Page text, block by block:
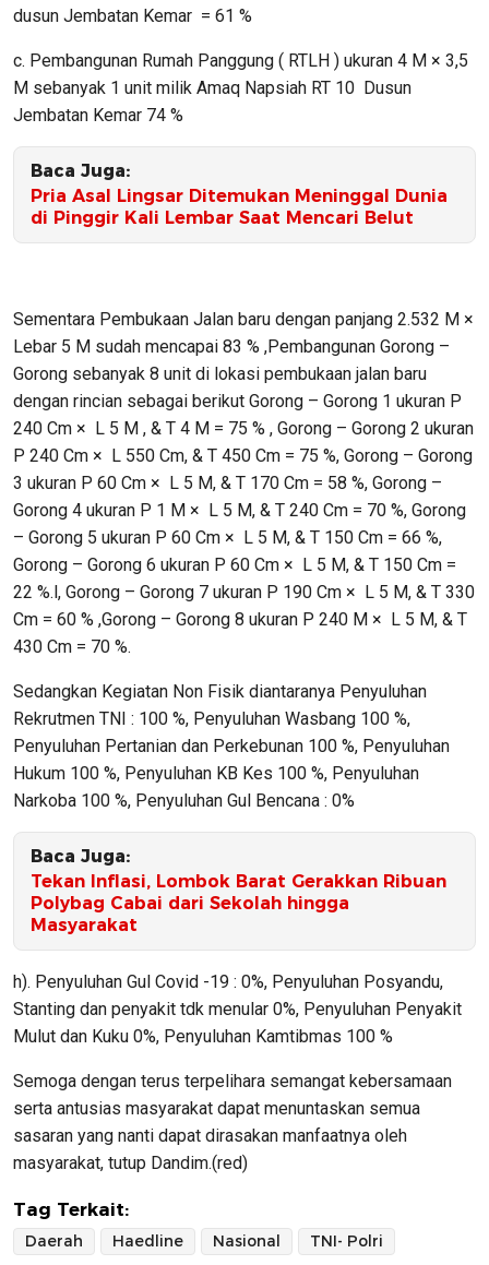
dusun Jembatan Kemar = 61 %
c. Pembangunan Rumah Panggung ( RTLH ) ukuran 4 M × 3,5
M sebanyak 1 unit milik Amaq Napsiah RT 10 Dusun
Jembatan Kemar 74 %
Baca Juga:
Pria Asal Lingsar Ditemukan Meninggal Dunia
di Pinggir Kali Lembar Saat Mencari Belut
Sementara Pembukaan Jalan baru dengan panjang 2.532 M ×
Lebar 5 M sudah mencapai 83 % ,Pembangunan Gorong –
Gorong sebanyak 8 unit di lokasi pembukaan jalan baru
dengan rincian sebagai berikut Gorong – Gorong 1 ukuran P
240 Cm × L 5 M , & T 4 M = 75 % , Gorong – Gorong 2 ukuran
P 240 Cm × L 550 Cm, & T 450 Cm = 75 %, Gorong – Gorong
3 ukuran P 60 Cm × L 5 M, & T 170 Cm = 58 %, Gorong –
Gorong 4 ukuran P 1 M × L 5 M, & T 240 Cm = 70 %, Gorong
– Gorong 5 ukuran P 60 Cm × L 5 M, & T 150 Cm = 66 %,
Gorong – Gorong 6 ukuran P 60 Cm × L 5 M, & T 150 Cm =
22 %.l, Gorong – Gorong 7 ukuran P 190 Cm × L 5 M, & T 330
Cm = 60 % ,Gorong – Gorong 8 ukuran P 240 M × L 5 M, & T
430 Cm = 70 %.
Sedangkan Kegiatan Non Fisik diantaranya Penyuluhan
Rekrutmen TNI : 100 %, Penyuluhan Wasbang 100 %,
Penyuluhan Pertanian dan Perkebunan 100 %, Penyuluhan
Hukum 100 %, Penyuluhan KB Kes 100 %, Penyuluhan
Narkoba 100 %, Penyuluhan Gul Bencana : 0%
Baca Juga:
Tekan Inflasi, Lombok Barat Gerakkan Ribuan
Polybag Cabai dari Sekolah hingga
Masyarakat
h). Penyuluhan Gul Covid -19 : 0%, Penyuluhan Posyandu,
Stanting dan penyakit tdk menular 0%, Penyuluhan Penyakit
Mulut dan Kuku 0%, Penyuluhan Kamtibmas 100 %
Semoga dengan terus terpelihara semangat kebersamaan
serta antusias masyarakat dapat menuntaskan semua
sasaran yang nanti dapat dirasakan manfaatnya oleh
masyarakat, tutup Dandim.(red)
Tag Terkait:
Daerah Haedline Nasional TNI- Polri